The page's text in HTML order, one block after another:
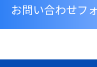
お問い合わせフ